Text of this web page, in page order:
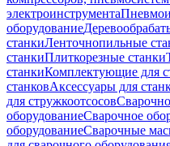
электроинструмента
оборудование
станкиЛенточнопильные
станкиПлиткорезные станки
станкиКомплектующие для
станковАксессуары для
для стружкоотсосов
оборудованиеСварочное
оборудованиеСварочные